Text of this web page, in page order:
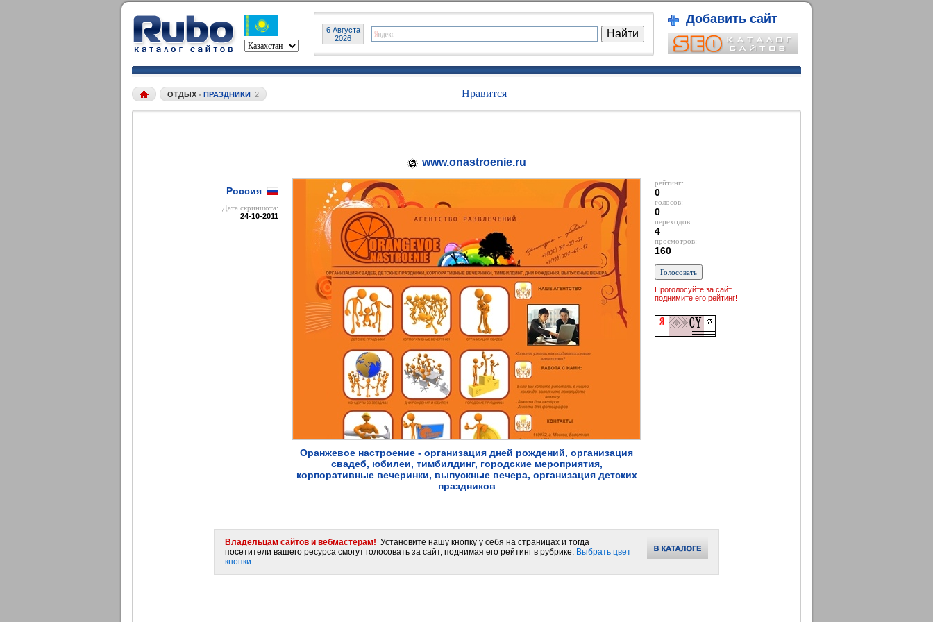
6 Августа
2026
Добавить сайт
ОТДЫХ • ПРАЗДНИКИ 2 Нравится
Россия
Дата cкриншота:
24-10-2011
www.onastroenie.ru
Оранжевое настроение - организация дней рождений, организация
свадеб, юбилеи, тимбилдинг, городские мероприятия,
корпоративные вечеринки, выпускные вечера, организация детских
праздников
рейтинг:
0
голосов:
0
переходов:
4
просмотров:
160
Проголосуйте за сайт
поднимите его рейтинг!
Владельцам сайтов и вебмастерам! Установите нашу кнопку у себя на страницах и тогда
посетители вашего ресурса смогут голосовать за сайт, поднимая его рейтинг в рубрике. Выбрать цвет
кнопки